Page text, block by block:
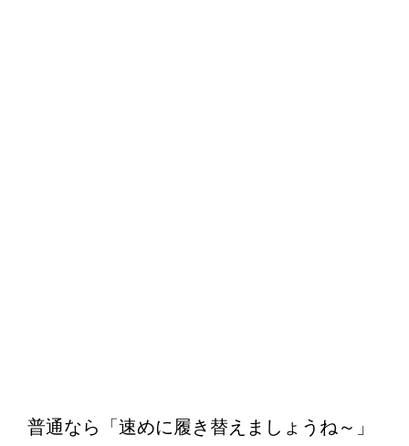
普通なら「速めに履き替えましょうね～」